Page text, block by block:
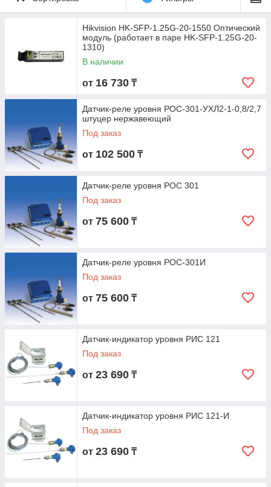
Hikvision HK-SFP-1.25G-20-1550 Оптический
модуль (работает в паре HK-SFP-1.25G-20-
1310)
В наличии
от 16 730 ₸
Датчик-реле уровня РОС-301-УХЛ2-1-0,8/2,7
штуцер нержавеющий
Под заказ
от 102 500 ₸
Датчик-реле уровня РОС 301
Под заказ
от 75 600 ₸
Датчик-реле уровня РОС-301И
Под заказ
от 75 600 ₸
Датчик-индикатор уровня РИС 121
Под заказ
от 23 690 ₸
Датчик-индикатор уровня РИС 121-И
Под заказ
от 23 690 ₸